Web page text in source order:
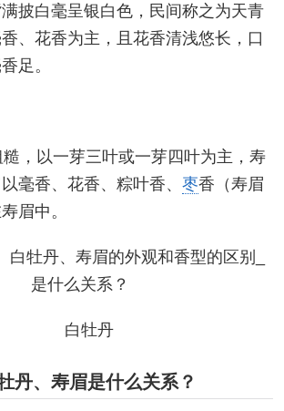
披白毫呈银白色，民间称之为天青
、花香为主，且花香清浅悠长，口
足。
，以一芽三叶或一芽四叶为主，寿
毫香、花香、粽叶香、 枣香（寿眉
眉中。
白牡丹
丹、寿眉是什么关系？